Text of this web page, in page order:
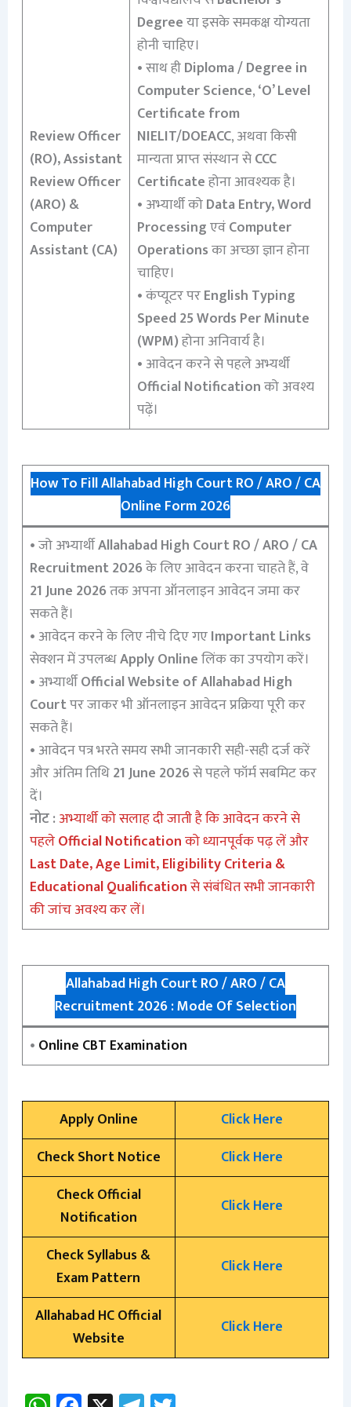
Review Officer
(RO), Assistant
Review Officer
(ARO) &
Computer
Assistant (CA)
Degreeया इसके समकक्ष योग्यता
होनी चाहिए।
• साथ हीDiploma / Degree in
Computer Science,‘O’ Level
Certificate from
NIELIT/DOEACC, अथवा किसी
मान्यता प्राप्त संस्थान सेCCC
Certificateहोना आवश्यक है।
• अभ्यार्थी कोData Entry, Word
ProcessingएवंComputer
Operationsका अच्छा ज्ञान होना
चाहिए।
• कंप्यूटर परEnglish Typing
Speed 25 Words Per Minute
(WPM)होना अनिवार्य है।
• आवेदन करने से पहले अभ्यर्थी
Official Notificationको अवश्य
पढ़ें।
How To Fill Allahabad High Court RO / ARO / CA
Online Form 2026
• जो अभ्यार्थीAllahabad High Court RO / ARO / CA
Recruitment 2026के लिए आवेदन करना चाहते हैं, वे
21 June 2026तक अपना ऑनलाइन आवेदन जमा कर
सकते हैं।
• आवेदन करने के लिए नीचे दिए गएImportant Links
सेक्शन में उपलब्धApply Onlineलिंक का उपयोग करें।
• अभ्यार्थीOfficial Website of Allahabad High
Courtपर जाकर भी ऑनलाइन आवेदन प्रक्रिया पूरी कर
सकते हैं।
• आवेदन पत्र भरते समय सभी जानकारी सही-सही दर्ज करें
और अंतिम तिथि21 June 2026से पहले फॉर्म सबमिट कर
दें।
नोट : अभ्यार्थी को सलाह दी जाती है कि आवेदन करने से
पहलेOfficial Notificationको ध्यानपूर्वक पढ़ लें और
Last Date, Age Limit, Eligibility Criteria &
Educational Qualificationसे संबंधित सभी जानकारी
की जांच अवश्य कर लें।
Allahabad High Court RO / ARO / CA
Recruitment 2026 : Mode Of Selection
• Online CBT Examination
Apply Online
Click Here
Check Short Notice
Click Here
Check Official
Notification
Click Here
Check Syllabus &
Exam Pattern
Click Here
Allahabad HC Official
Website
Click Here